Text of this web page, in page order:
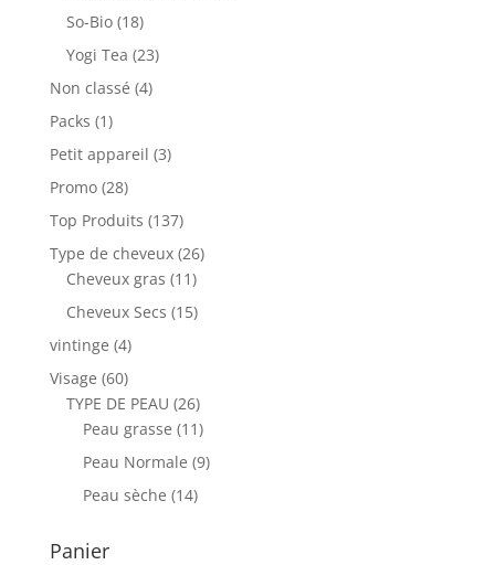
So-Bio (18)
Yogi Tea (23)
Non classé (4)
Packs (1)
Petit appareil (3)
Promo (28)
Top Produits (137)
Type de cheveux (26)
Cheveux gras (11)
Cheveux Secs (15)
vintinge (4)
Visage (60)
TYPE DE PEAU (26)
Peau grasse (11)
Peau Normale (9)
Peau sèche (14)
Panier